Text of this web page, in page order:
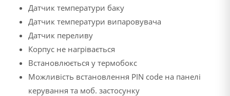
Датчик температури баку
Датчик температури випаровувача
Датчик переливу
Корпус не нагрівається
Встановлюється у термобокс
Можливість встановлення PIN code на панелі
керування та моб. застосунку